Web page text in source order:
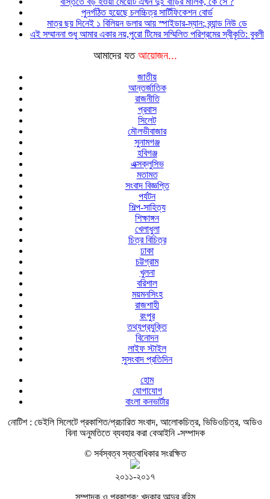
পুনর্গঠিত হয়েছে চলচ্চিত্র সার্টিফিকেশন বোর্ড
মাত্র ছয় দিনেই ১ বিলিয়ন ডলার আয় স্পাইডার-ম্যান: ব্র্যান্ড নিউ ডে
এই সম্মাননা শুধু আমার একার নয়,পুরো টিমের সম্মিলিত পরিশ্রমের স্বীকৃতি: বুবলী
আমাদের যত আয়োজন...
জাতীয়
আন্তর্জাতিক
রাজনীতি
প্রবাস
সিলেট
মৌলভীবাজার
সুনামগঞ্জ
হবিগঞ্জ
এক্সক্লুসিভ
মতামত
সংবাদ বিজ্ঞপ্তি
পর্যটন
শিল্প-সাহিত্য
শিক্ষাঙ্গন
খেলাধুলা
চিত্র বিচিত্র
ঢাকা
চট্টগ্রাম
খুলনা
বরিশাল
ময়মনসিংহ
রাজশাহী
রংপুর
তথ্যপ্রযুক্তি
বিনোদন
লাইফ স্টাইল
সুসংবাদ প্রতিদিন
হোম
যোগাযোগ
বাংলা কনভার্টার
নোটিশ : ডেইলি সিলেটে প্রকাশিত/প্রচারিত সংবাদ, আলোকচিত্র, ভিডিওচিত্র, অডিও
বিনা অনুমতিতে ব্যবহার করা বেআইনি -সম্পাদক
© সর্বস্বত্ব স্বত্বাধিকার সংরক্ষিত
২০১১-২০১৭